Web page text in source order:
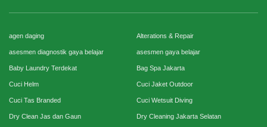
agen daging Alterations & Repair
asesmen diagnostik gaya belajar asesmen gaya belajar
Baby Laundry Terdekat Bag Spa Jakarta
Cuci Helm Cuci Jaket Outdoor
Cuci Tas Branded Cuci Wetsuit Diving
Dry Clean Jas dan Gaun Dry Cleaning Jakarta Selatan